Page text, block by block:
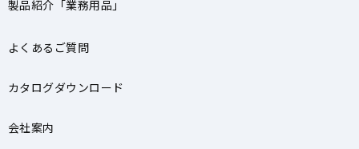
製品紹介「業務用品」
よくあるご質問
カタログダウンロード
会社案内